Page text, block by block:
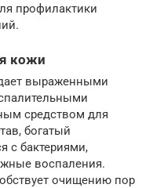
профилактики
кожи
выраженными
средством для
богатый
с бактериями,
воспаления.
очищению пор